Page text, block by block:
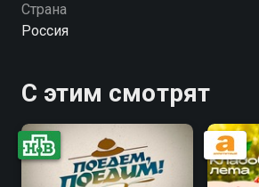
Страна
Россия
С этим смотрят